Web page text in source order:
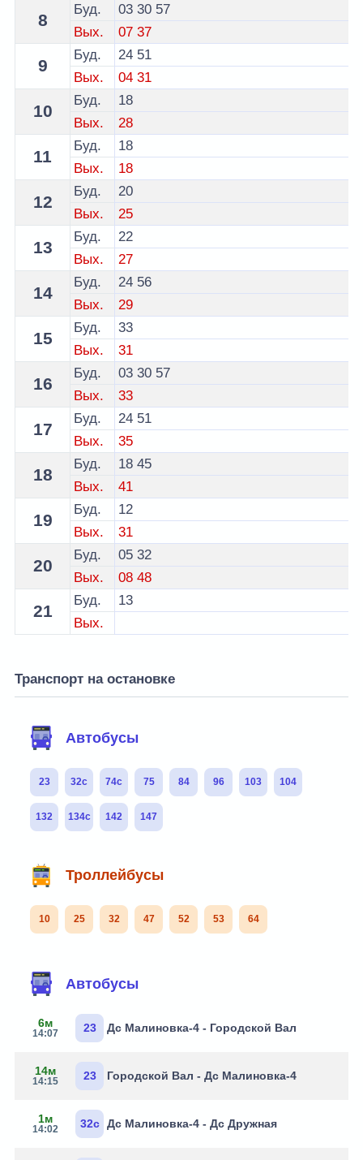
8
Буд. 03 30 57
Вых.
07 37
9
Буд. 24 51
Вых.
04 31
10
Буд.
18
Вых.
28
11
Буд.
18
Вых.
18
12
Буд.
20
Вых.
25
13
Буд.
22
Вых.
27
14
Буд. 24 56
Вых.
29
15
Буд.
33
Вых.
31
16
Буд. 03 30 57
Вых.
33
17
Буд. 24 51
Вых.
35
18
Буд. 18 45
Вых.
41
19
Буд.
12
Вых.
31
20
Буд. 05 32
Вых.
08 48
21
Буд.
13
Вых.
Транспорт на остановке
Автобусы
23 32с 74с 75 84 96 103 104
132 134с 142 147
Троллейбусы
10 25 32 47 52 53 64
Автобусы
6м
14:07 23 Дс Малиновка-4 - Городской Вал
14м
14:15 23 Городской Вал - Дс Малиновка-4
1м
14:02 32с Дс Малиновка-4 - Дс Дружная